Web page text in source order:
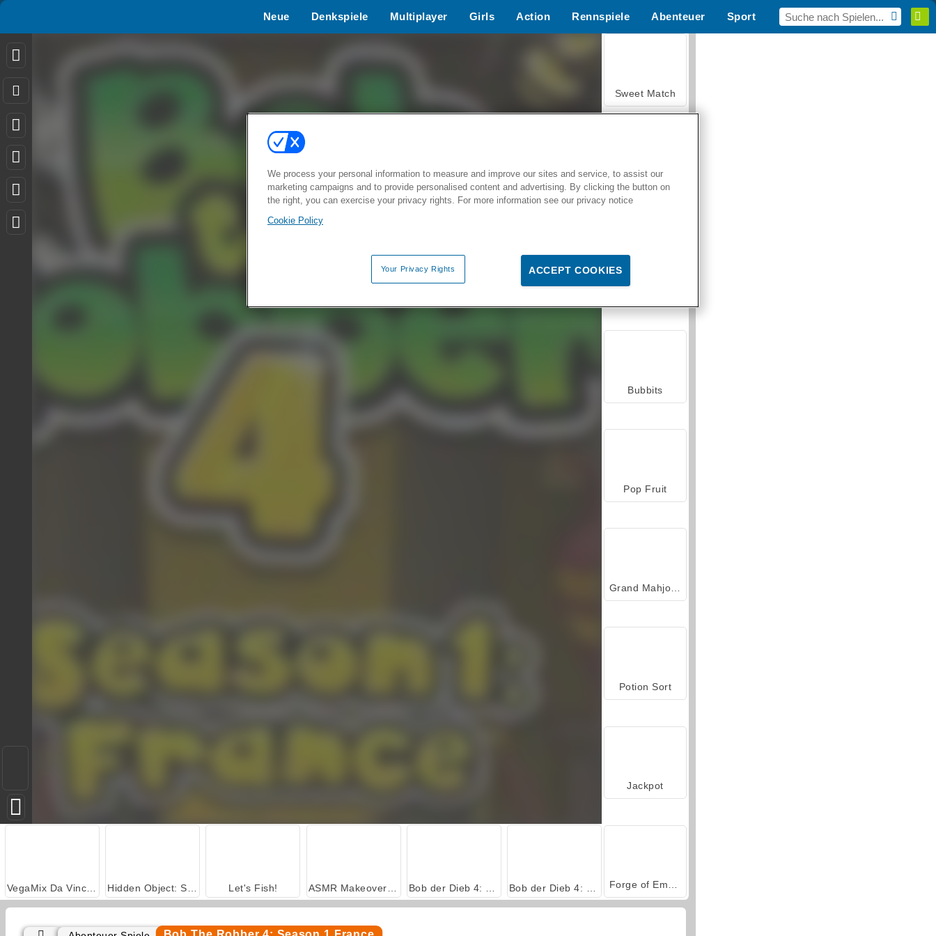
Neue Denkspiele Multiplayer Girls Action Rennspiele Abenteuer Sport
VegaMix Da Vinci Puzzles Hidden Object: Street of Secrets Let's Fish! ASMR Makeover & Makeup Studio Bob der Dieb 4: Folge 3 Japan Bob der Dieb 4: Folge 2 Russland
Sweet Match
Zen Solitaire
Bubbits
Pop Fruit
Potion Sort
Jackpot
Forge of Empires
We process your personal information to measure and improve our sites and service, to assist our
marketing campaigns and to provide personalised content and advertising. By clicking the button on
the right, you can exercise your privacy rights. For more information see our privacy notice
Cookie Policy
Your Privacy Rights ACCEPT COOKIES